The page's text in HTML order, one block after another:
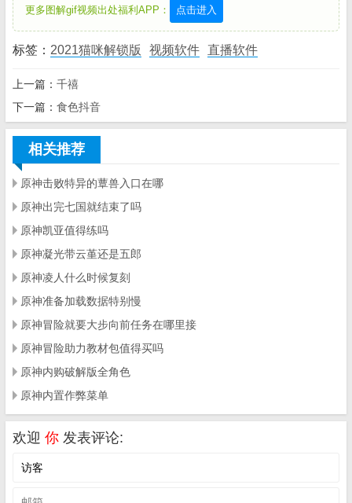
更多图解gif视频出处福利APP： 点击进入
标签： 2021猫咪解锁版 视频软件 直播软件
上一篇： 千禧
下一篇： 食色抖音
相关推荐
原神击败特异的蕈兽入口在哪
原神出完七国就结束了吗
原神凯亚值得练吗
原神凝光带云堇还是五郎
原神凌人什么时候复刻
原神准备加载数据特别慢
原神冒险就要大步向前任务在哪里接
原神冒险助力教材包值得买吗
原神内购破解版全角色
原神内置作弊菜单
欢迎 你 发表评论: